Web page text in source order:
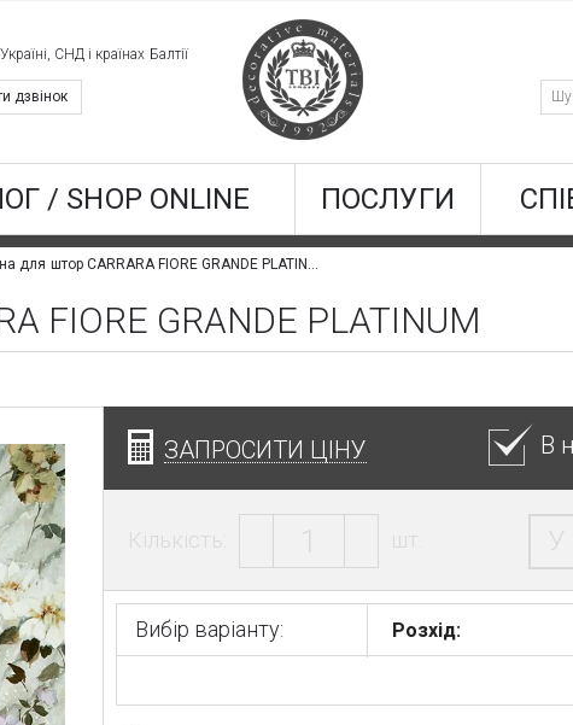
СНД і країнах Балтії
дзвінок
/ SHOP ONLINE ПОСЛУГИ
FIORE GRANDE PLATINUM
ЗАПРОСИТИ ЦІНУ В
Кількість: шт. У
Вибір варіанту: Розхід: